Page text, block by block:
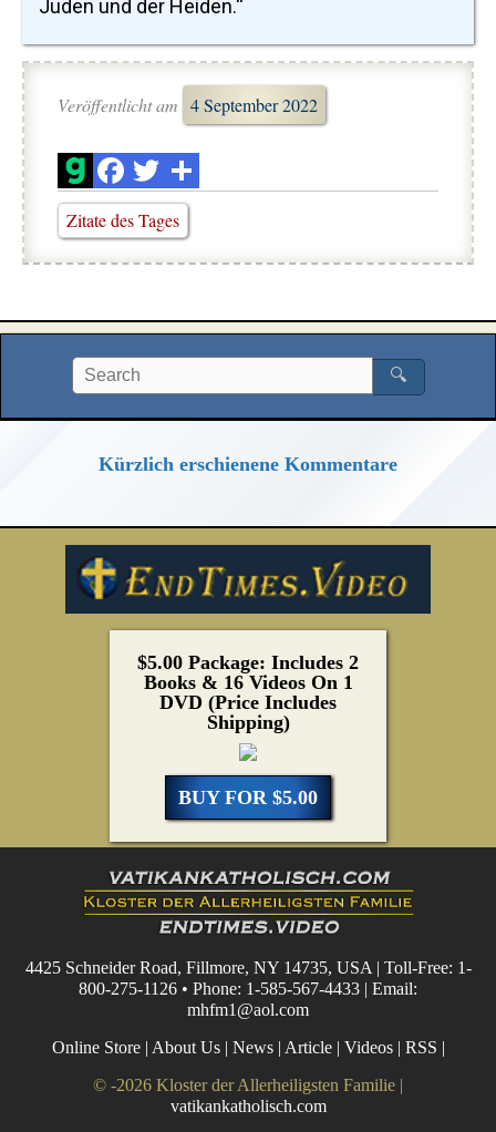
Juden und der Heiden.“
Veröffentlicht am 4 September 2022
Zitate des Tages
🔍
Kürzlich erschienene Kommentare
$5.00 Package: Includes 2
Books & 16 Videos On 1
DVD (Price Includes
Shipping)
BUY FOR $5.00
4425 Schneider Road, Fillmore, NY 14735, USA | Toll-Free: 1-
800-275-1126 • Phone: 1-585-567-4433 | Email:
mhfm1@aol.com
Online Store| About Us| News| Article| Videos| RSS |
© -2026 Kloster der Allerheiligsten Familie |
vatikankatholisch.com